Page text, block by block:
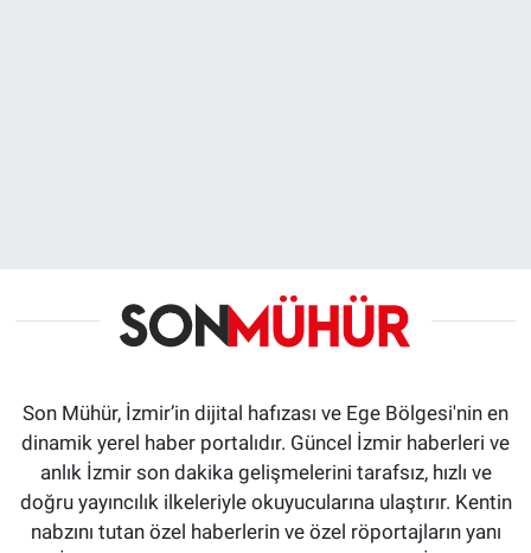
Son Mühür, İzmir’in dijital hafızası ve Ege Bölgesi'nin en
dinamik yerel haber portalıdır. Güncel İzmir haberleri ve
anlık İzmir son dakika gelişmelerini tarafsız, hızlı ve
doğru yayıncılık ilkeleriyle okuyucularına ulaştırır. Kentin
nabzını tutan özel haberlerin ve özel röportajların yanı